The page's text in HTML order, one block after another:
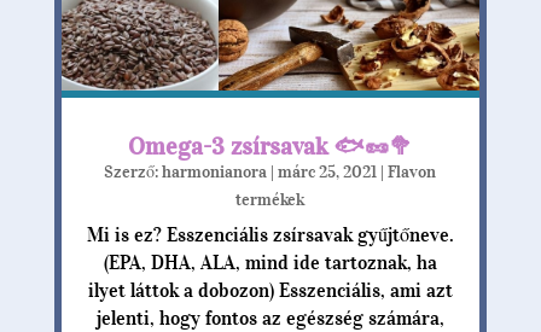
Omega-3 zsírsavak 🐟🥜🥦
Szerző:harmonianora |márc 25, 2021 |Flavon
termékek
Mi is ez? Esszenciális zsírsavak gyűjtőneve.
(EPA, DHA, ALA, mind ide tartoznak, ha
ilyet láttok a dobozon) Esszenciális, ami azt
jelenti, hogy fontos az egészség számára,